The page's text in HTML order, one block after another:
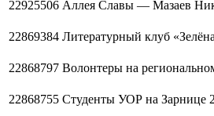
22925506 Аллея Славы — Мазаев
22869384 Литературный клуб
22868797 Волонтеры на
22868755 Студенты УОР на Зарнице